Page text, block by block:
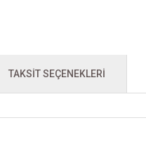
TAKSIT SEÇENEKLERI